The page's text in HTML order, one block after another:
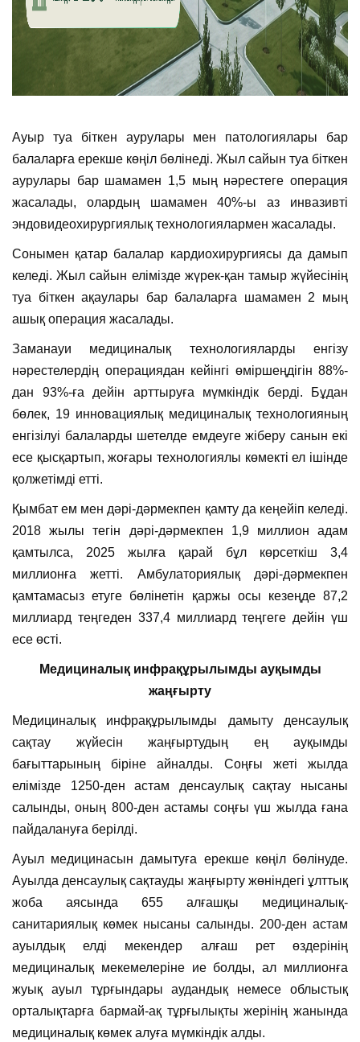
Ауыр туа біткен аурулары мен патологиялары бар
балаларға ерекше көңіл бөлінеді. Жыл сайын туа біткен
аурулары бар шамамен 1,5 мың нәрестеге операция
жасалады, олардың шамамен 40%-ы аз инвазивті
эндовидеохирургиялық технологиялармен жасалады.
Сонымен қатар балалар кардиохирургиясы да дамып
келеді. Жыл сайын елімізде жүрек-қан тамыр жүйесінің
туа біткен ақаулары бар балаларға шамамен 2 мың
ашық операция жасалады.
Заманауи медициналық технологияларды енгізу
нәрестелердің операциядан кейінгі өміршеңдігін 88%-
дан 93%-ға дейін арттыруға мүмкіндік берді. Бұдан
бөлек, 19 инновациялық медициналық технологияның
енгізілуі балаларды шетелде емдеуге жіберу санын екі
есе қысқартып, жоғары технологиялы көмекті ел ішінде
қолжетімді етті.
Қымбат ем мен дәрі-дәрмекпен қамту да кеңейіп келеді.
2018 жылы тегін дәрі-дәрмекпен 1,9 миллион адам
қамтылса, 2025 жылға қарай бұл көрсеткіш 3,4
миллионға жетті. Амбулаториялық дәрі-дәрмекпен
қамтамасыз етуге бөлінетін қаржы осы кезеңде 87,2
миллиард теңгеден 337,4 миллиард теңгеге дейін үш
есе өсті.
Медициналық инфрақұрылымды ауқымды
жаңғырту
Медициналық инфрақұрылымды дамыту денсаулық
сақтау жүйесін жаңғыртудың ең ауқымды
бағыттарының біріне айналды. Соңғы жеті жылда
елімізде 1250-ден астам денсаулық сақтау нысаны
салынды, оның 800-ден астамы соңғы үш жылда ғана
пайдалануға берілді.
Ауыл медицинасын дамытуға ерекше көңіл бөлінуде.
Ауылда денсаулық сақтауды жаңғырту жөніндегі ұлттық
жоба аясында 655 алғашқы медициналық-
санитариялық көмек нысаны салынды. 200-ден астам
ауылдық елді мекендер алғаш рет өздерінің
медициналық мекемелеріне ие болды, ал миллионға
жуық ауыл тұрғындары аудандық немесе облыстық
орталықтарға бармай-ақ тұрғылықты жерінің жанында
медициналық көмек алуға мүмкіндік алды.